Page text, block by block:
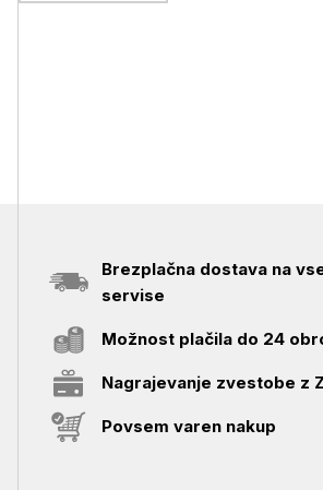
Brezplačna dostava na
servise
Možnost plačila do 24
Nagrajevanje zvestobe z
Povsem varen nakup